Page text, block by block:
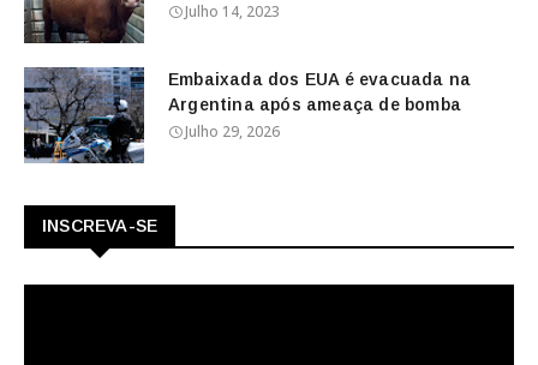
Julho 14, 2023
Embaixada dos EUA é evacuada na
Argentina após ameaça de bomba
Julho 29, 2026
INSCREVA-SE